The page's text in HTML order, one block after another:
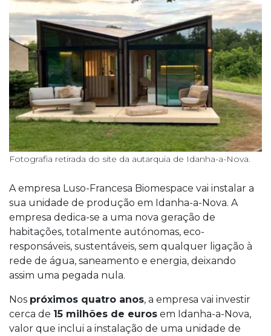
Fotografia retirada do site da autarquia de Idanha-a-Nova.
A empresa Luso-Francesa Biomespace vai instalar a
sua unidade de produção em Idanha-a-Nova. A
empresa dedica-se a uma nova geração de
habitações, totalmente autónomas, eco-
responsáveis, sustentáveis, sem qualquer ligação à
rede de água, saneamento e energia, deixando
assim uma pegada nula.
Nos próximos quatro anos, a empresa vai investir
cerca de 15 milhões de euros em Idanha-a-Nova,
valor que inclui a instalação de uma unidade de